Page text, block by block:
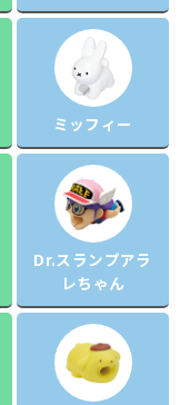
ミッフィー
Dr.スランプアラ
レちゃん